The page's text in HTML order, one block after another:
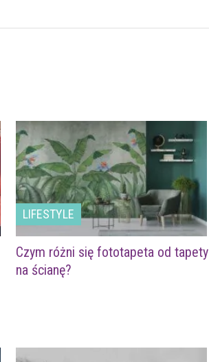
LIFESTYLE
Czym różni się fototapeta od tapety
na ścianę?